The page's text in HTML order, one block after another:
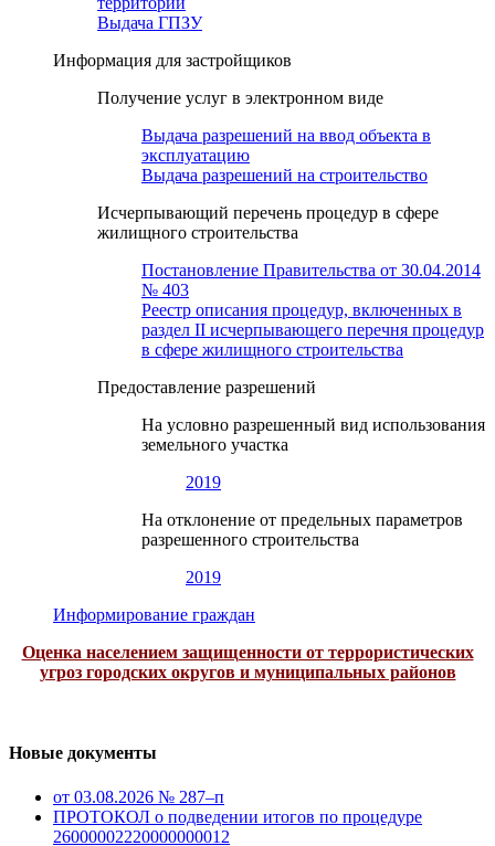
Выдача ГПЗУ
Информация для застройщиков
Получение услуг в электронном виде
Выдача разрешений на ввод объекта в
эксплуатацию
Выдача разрешений на строительство
Исчерпывающий перечень процедур в сфере
жилищного строительства
Постановление Правительства от 30.04.2014
№ 403
Реестр описания процедур, включенных в
раздел II исчерпывающего перечня процедур
в сфере жилищного строительства
Предоставление разрешений
На условно разрешенный вид использования
земельного участка
2019
На отклонение от предельных параметров
разрешенного строительства
2019
Информирование граждан
Оценка населением защищенности от террористических
угроз городских округов и муниципальных районов
Новые документы
от 03.08.2026 № 287–п
ПРОТОКОЛ о подведении итогов по процедуре
26000002220000000012